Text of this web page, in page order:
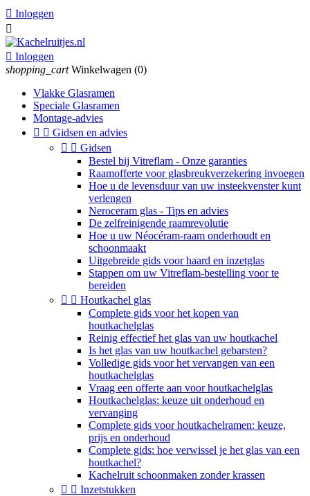
 Inloggen

 Inloggen
shopping_cart Winkelwagen (0)
Vlakke Glasramen
Speciale Glasramen
Montage-advies
  Gidsen en advies
  Gidsen
Bestel bij Vitreflam - Onze garanties
Raamofferte voor glasbreukverzekering invoegen
Hoe u de levensduur van uw insteekvenster kunt
verlengen
Neroceram glas - Tips en advies
De zelfreinigende raamrevolutie
Hoe u uw Néocéram-raam onderhoudt en
schoonmaakt
Uitgebreide gids voor haard en inzetglas
Stappen om uw Vitreflam-bestelling voor te
bereiden
  Houtkachel glas
Complete gids voor het kopen van
houtkachelglas
Reinig effectief het glas van uw houtkachel
Is het glas van uw houtkachel gebarsten?
Volledige gids voor het vervangen van een
houtkachelglas
Vraag een offerte aan voor houtkachelglas
Houtkachelglas: keuze uit onderhoud en
vervanging
Complete gids voor houtkachelramen: keuze,
prijs en onderhoud
Complete gids: hoe verwissel je het glas van een
houtkachel?
Kachelruit schoonmaken zonder krassen
  Inzetstukken